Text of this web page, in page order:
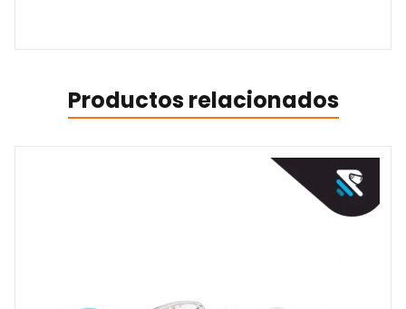
Productos relacionados